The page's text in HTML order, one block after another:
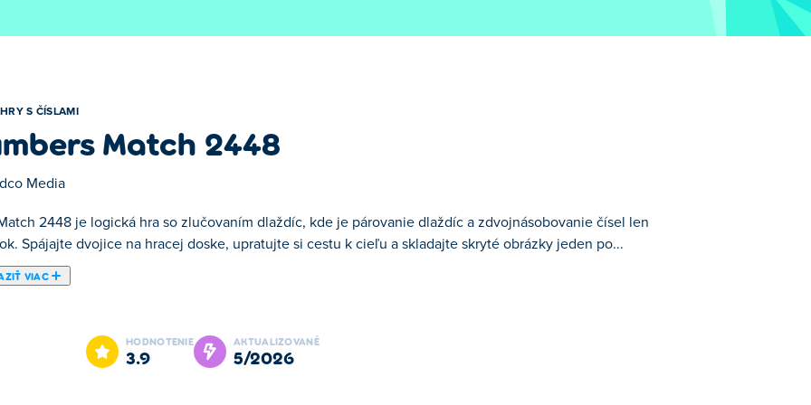
HRY S ČÍSLAMI
Match 2448
Media
2448 je logická hra so zlučovaním dlaždíc, kde je párovanie dlaždíc a zdvojnásobovanie čísel len
Spájajte dvojice na hracej doske, upratujte si cestu k cieľu a skladajte skryté obrázky jeden po...
VIAC
dlaždíc, kde je párovanie dlaždíc a zdvojnásobovanie čísel len začiatok. Spájajte dvojice na hracej
najvyššie skóre. Skúste to a uvidíte, ako ďaleko vás vaše čísla dovedú.
HODNOTENIE
3.9
AKTUALIZOVANÉ
5/2026